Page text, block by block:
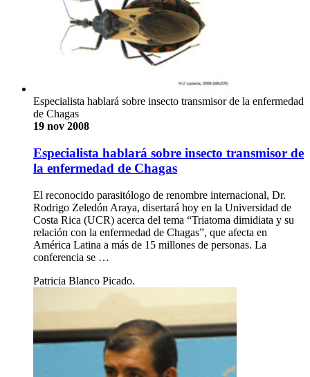
Especialista hablará sobre insecto transmisor de la enfermedad
de Chagas
19 nov 2008
Especialista hablará sobre insecto transmisor de
la enfermedad de Chagas
El reconocido parasitólogo de renombre internacional, Dr.
Rodrigo Zeledón Araya, disertará hoy en la Universidad de
Costa Rica (UCR) acerca del tema “Triatoma dimidiata y su
relación con la enfermedad de Chagas”, que afecta en
América Latina a más de 15 millones de personas. La
conferencia se …
Patricia Blanco Picado.